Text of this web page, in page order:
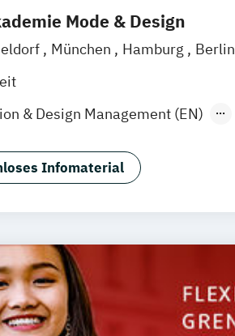
Mode & Design
München Hamburg Berlin
Campus
& Design Management (EN)
Management (EN)
& Kommunikationsdesign
Infomaterial